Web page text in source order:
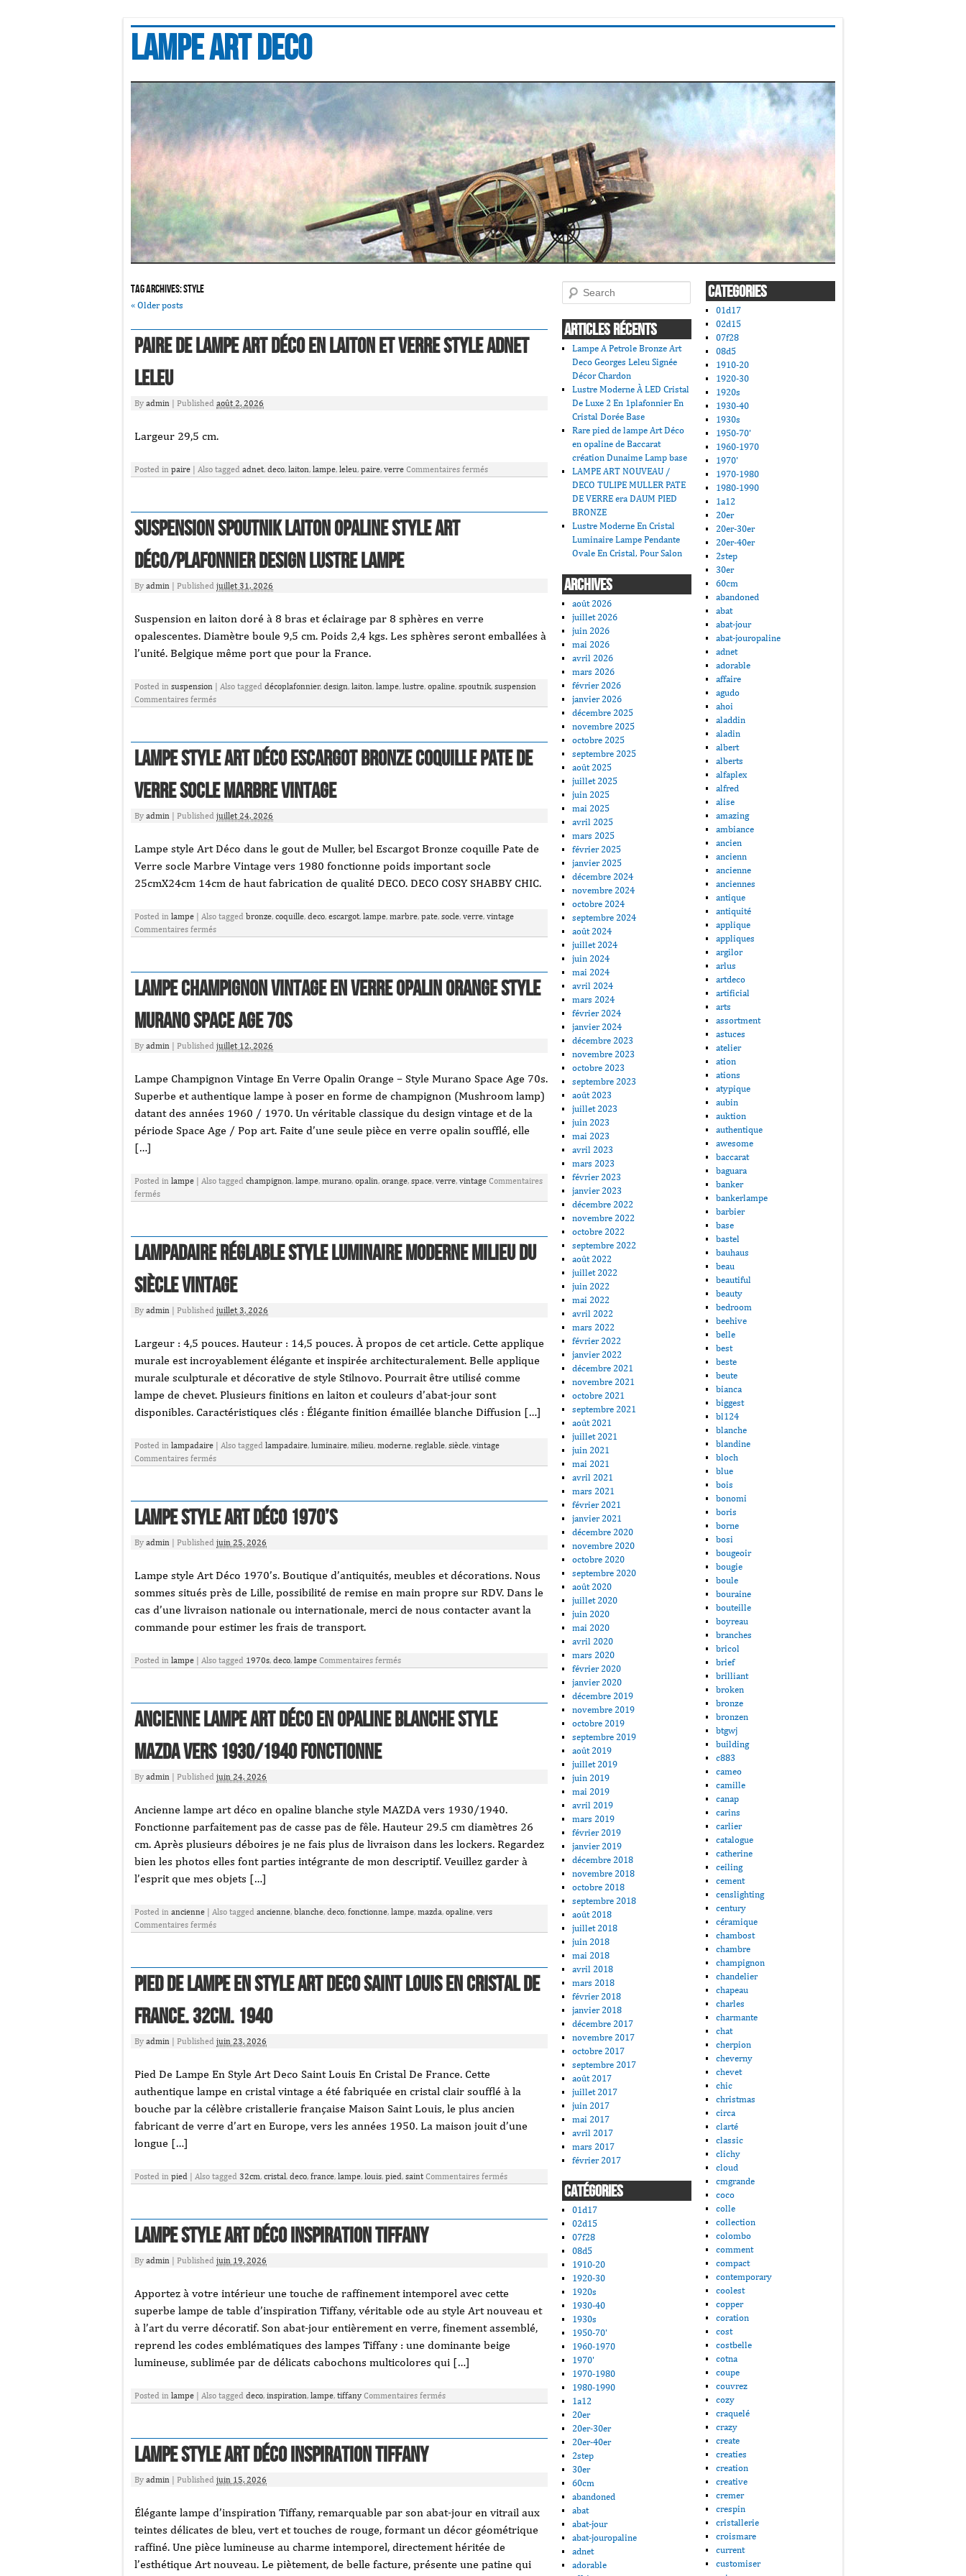
Lampe art deco
Tag Archives:style
« Older posts
Paire de lampe Art déco en laiton et verre style Adnet
Leleu
By admin Published août 2, 2026
Largeur 29,5 cm.
Posted in paire Also tagged adnet, deco, laiton, lampe, leleu, paire, verre Commentaires fermés
Suspension Spoutnik laiton opaline style art
déco/plafonnier design lustre lampe
By admin Published juillet 31, 2026
Suspension en laiton doré à 8 bras et éclairage par 8 sphères en verre
opalescentes. Diamètre boule 9,5 cm. Poids 2,4 kgs. Les sphères seront emballées à
l’unité. Belgique même port que pour la France.
Posted in suspension Also tagged décoplafonnier, design, laiton, lampe, lustre, opaline, spoutnik, suspension
Commentaires fermés
Lampe style Art Déco Escargot Bronze coquille pate de
verre socle Marbre Vintage
By admin Published juillet 24, 2026
Lampe style Art Déco dans le gout de Muller, bel Escargot Bronze coquille Pate de
Verre socle Marbre Vintage vers 1980 fonctionne poids important socle
25cmX24cm 14cm de haut fabrication de qualité DECO. DECO COSY SHABBY CHIC.
Posted in lampe Also tagged bronze, coquille, deco, escargot, lampe, marbre, pate, socle, verre, vintage
Commentaires fermés
Lampe Champignon Vintage En Verre Opalin Orange Style
Murano Space Age 70s
By admin Published juillet 12, 2026
Lampe Champignon Vintage En Verre Opalin Orange – Style Murano Space Age 70s.
Superbe et authentique lampe à poser en forme de champignon (Mushroom lamp)
datant des années 1960 / 1970. Un véritable classique du design vintage et de la
période Space Age / Pop art. Faite d’une seule pièce en verre opalin soufflé, elle
[…]
Posted in lampe Also tagged champignon, lampe, murano, opalin, orange, space, verre, vintage Commentaires
fermés
Lampadaire réglable style luminaire moderne milieu du
siècle vintage
By admin Published juillet 3, 2026
Largeur : 4,5 pouces. Hauteur : 14,5 pouces. À propos de cet article. Cette applique
murale est incroyablement élégante et inspirée architecturalement. Belle applique
murale sculpturale et décorative de style Stilnovo. Pourrait être utilisé comme
lampe de chevet. Plusieurs finitions en laiton et couleurs d’abat-jour sont
disponibles. Caractéristiques clés : Élégante finition émaillée blanche Diffusion […]
Posted in lampadaire Also tagged lampadaire, luminaire, milieu, moderne, reglable, siècle, vintage
Commentaires fermés
Lampe style Art Déco 1970’s
By admin Published juin 25, 2026
Lampe style Art Déco 1970’s. Boutique d’antiquités, meubles et décorations. Nous
sommes situés près de Lille, possibilité de remise en main propre sur RDV. Dans le
cas d’une livraison nationale ou internationale, merci de nous contacter avant la
commande pour estimer les frais de transport.
Posted in lampe Also tagged 1970s, deco, lampe Commentaires fermés
Ancienne lampe art déco en opaline blanche style
MAZDA vers 1930/1940 fonctionne
By admin Published juin 24, 2026
Ancienne lampe art déco en opaline blanche style MAZDA vers 1930/1940.
Fonctionne parfaitement pas de casse pas de fêle. Hauteur 29.5 cm diamètres 26
cm. Après plusieurs déboires je ne fais plus de livraison dans les lockers. Regardez
bien les photos elles font parties intégrante de mon descriptif. Veuillez garder à
l’esprit que mes objets […]
Posted in ancienne Also tagged ancienne, blanche, deco, fonctionne, lampe, mazda, opaline, vers
Commentaires fermés
Pied De Lampe En Style Art Deco Saint Louis En Cristal De
France. 32cm. 1940
By admin Published juin 23, 2026
Pied De Lampe En Style Art Deco Saint Louis En Cristal De France. Cette
authentique lampe en cristal vintage a été fabriquée en cristal clair soufflé à la
bouche par la célèbre cristallerie française Maison Saint Louis, le plus ancien
fabricant de verre d’art en Europe, vers les années 1950. La maison jouit d’une
longue […]
Posted in pied Also tagged 32cm, cristal, deco, france, lampe, louis, pied, saint Commentaires fermés
Lampe Style Art Déco Inspiration Tiffany
By admin Published juin 19, 2026
Apportez à votre intérieur une touche de raffinement intemporel avec cette
superbe lampe de table d’inspiration Tiffany, véritable ode au style Art nouveau et
à l’art du verre décoratif. Son abat-jour entièrement en verre, finement assemblé,
reprend les codes emblématiques des lampes Tiffany : une dominante beige
lumineuse, sublimée par de délicats cabochons multicolores qui […]
Posted in lampe Also tagged deco, inspiration, lampe, tiffany Commentaires fermés
Lampe Style Art Déco Inspiration Tiffany
By admin Published juin 15, 2026
Élégante lampe d’inspiration Tiffany, remarquable par son abat-jour en vitrail aux
teintes délicates de bleu, vert et touches de rouge, formant un décor géométrique
raffiné. Une pièce lumineuse au charme intemporel, directement héritée de
l’esthétique Art nouveau. Le piètement, de belle facture, présente une patine qui
Search
ARTICLES RÉCENTS
Lampe A Petrole Bronze Art
Deco Georges Leleu Signée
Décor Chardon
Lustre Moderne À LED Cristal
De Luxe 2 En 1plafonnier En
Cristal Dorée Base
Rare pied de lampe Art Déco
en opaline de Baccarat
création Dunaime Lamp base
LAMPE ART NOUVEAU /
DECO TULIPE MULLER PATE
DE VERRE era DAUM PIED
BRONZE
Lustre Moderne En Cristal
Luminaire Lampe Pendante
Ovale En Cristal, Pour Salon
ARCHIVES
août 2026
juillet 2026
juin 2026
mai 2026
avril 2026
mars 2026
février 2026
janvier 2026
décembre 2025
novembre 2025
octobre 2025
septembre 2025
août 2025
juillet 2025
juin 2025
mai 2025
avril 2025
mars 2025
février 2025
janvier 2025
décembre 2024
novembre 2024
octobre 2024
septembre 2024
août 2024
juillet 2024
juin 2024
mai 2024
avril 2024
mars 2024
février 2024
janvier 2024
décembre 2023
novembre 2023
octobre 2023
septembre 2023
août 2023
juillet 2023
juin 2023
mai 2023
avril 2023
mars 2023
février 2023
janvier 2023
décembre 2022
novembre 2022
octobre 2022
septembre 2022
août 2022
juillet 2022
juin 2022
mai 2022
avril 2022
mars 2022
février 2022
janvier 2022
décembre 2021
novembre 2021
octobre 2021
septembre 2021
août 2021
juillet 2021
juin 2021
mai 2021
avril 2021
mars 2021
février 2021
janvier 2021
décembre 2020
novembre 2020
octobre 2020
septembre 2020
août 2020
juillet 2020
juin 2020
mai 2020
avril 2020
mars 2020
février 2020
janvier 2020
décembre 2019
novembre 2019
octobre 2019
septembre 2019
août 2019
juillet 2019
juin 2019
mai 2019
avril 2019
mars 2019
février 2019
janvier 2019
décembre 2018
novembre 2018
octobre 2018
septembre 2018
août 2018
juillet 2018
juin 2018
mai 2018
avril 2018
mars 2018
février 2018
janvier 2018
décembre 2017
novembre 2017
octobre 2017
septembre 2017
août 2017
juillet 2017
juin 2017
mai 2017
avril 2017
mars 2017
février 2017
CATÉGORIES
01d17
02d15
07f28
08d5
1910-20
1920-30
1920s
1930-40
1930s
1950-70'
1960-1970
1970'
1970-1980
1980-1990
1a12
20er
20er-30er
20er-40er
2step
30er
60cm
abandoned
abat
abat-jour
abat-jouropaline
adnet
adorable
CATEGORIES
01d17
02d15
07f28
08d5
1910-20
1920-30
1920s
1930-40
1930s
1950-70'
1960-1970
1970'
1970-1980
1980-1990
1a12
20er
20er-30er
20er-40er
2step
30er
60cm
abandoned
abat
abat-jour
abat-jouropaline
adnet
adorable
affaire
agudo
ahoi
aladdin
aladin
albert
alberts
alfaplex
alfred
alise
amazing
ambiance
ancien
ancienn
ancienne
anciennes
antique
antiquité
applique
appliques
argilor
arlus
artdeco
artificial
arts
assortment
astuces
atelier
ation
ations
atypique
aubin
auktion
authentique
awesome
baccarat
baguara
banker
bankerlampe
barbier
base
bastel
bauhaus
beau
beautiful
beauty
bedroom
beehive
belle
best
beste
beute
bianca
biggest
bl124
blanche
blandine
bloch
blue
bois
bonomi
boris
borne
bosi
bougeoir
bougie
boule
bouraine
bouteille
boyreau
branches
bricol
brief
brilliant
broken
bronze
bronzen
btgwj
building
c883
cameo
camille
canap
carins
carlier
catalogue
catherine
ceiling
cement
censlighting
century
céramique
chambost
chambre
champignon
chandelier
chapeau
charles
charmante
chat
cherpion
cheverny
chevet
chic
christmas
circa
clarté
classic
clichy
cloud
cmgrande
coco
colle
collection
colombo
comment
compact
contemporary
coolest
copper
coration
cost
costbelle
cotna
coupe
couvrez
cozy
craquelé
crazy
create
creaties
creation
creative
cremer
crespin
cristallerie
croismare
current
customiser